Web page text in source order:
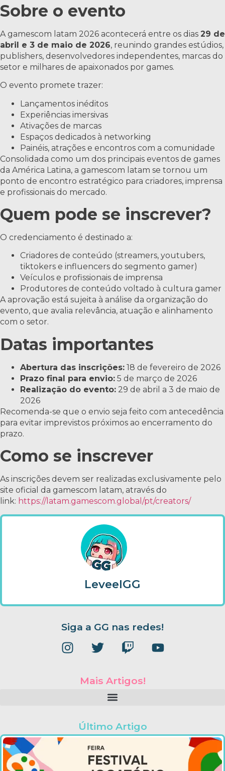
Sobre o evento
A gamescom latam 2026 acontecerá entre os dias 29 de
abril e 3 de maio de 2026, reunindo grandes estúdios,
publishers, desenvolvedores independentes, marcas do
setor e milhares de apaixonados por games.
O evento promete trazer:
Lançamentos inéditos
Experiências imersivas
Ativações de marcas
Espaços dedicados à networking
Painéis, atrações e encontros com a comunidade
Consolidada como um dos principais eventos de games
da América Latina, a gamescom latam se tornou um
ponto de encontro estratégico para criadores, imprensa
e profissionais do mercado.
Quem pode se inscrever?
O credenciamento é destinado a:
Criadores de conteúdo (streamers, youtubers,
tiktokers e influencers do segmento gamer)
Veículos e profissionais de imprensa
Produtores de conteúdo voltado à cultura gamer
A aprovação está sujeita à análise da organização do
evento, que avalia relevância, atuação e alinhamento
com o setor.
Datas importantes
Abertura das inscrições: 18 de fevereiro de 2026
Prazo final para envio: 5 de março de 2026
Realização do evento: 29 de abril a 3 de maio de
2026
Recomenda-se que o envio seja feito com antecedência
para evitar imprevistos próximos ao encerramento do
prazo.
Como se inscrever
As inscrições devem ser realizadas exclusivamente pelo
site oficial da gamescom latam, através do
link: https://latam.gamescom.global/pt/creators/
LeveelGG
Siga a GG nas redes!
Mais Artigos!
Último Artigo